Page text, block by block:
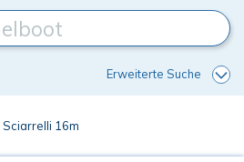
Erweiterte Suche
Sciarrelli 16m